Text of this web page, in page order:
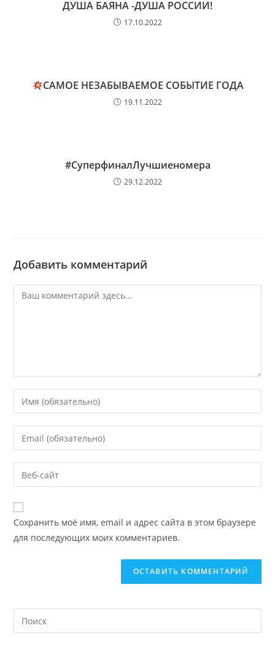
ДУША БАЯНА -ДУША РОССИИ!
17.10.2022
САМОЕ НЕЗАБЫВАЕМОЕ СОБЫТИЕ ГОДА
19.11.2022
#СуперфиналЛучшиеномера
29.12.2022
Добавить комментарий
Сохранить моё имя, email и адрес сайта в этом браузере
для последующих моих комментариев.